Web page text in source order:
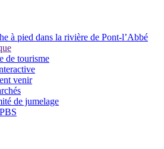
à pied dans la rivière de Pont-l’Abbé
de tourisme
venir
de jumelage